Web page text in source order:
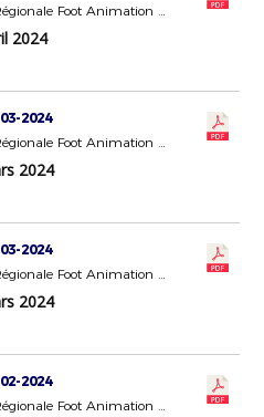
Commission Régionale Foot Animation Loisir (FAL)
2024
2024
Commission Régionale Foot Animation Loisir (FAL)
2024
2024
Commission Régionale Foot Animation Loisir (FAL)
2024
2024
Commission Régionale Foot Animation Loisir (FAL)